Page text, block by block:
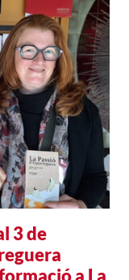
3 de
a La